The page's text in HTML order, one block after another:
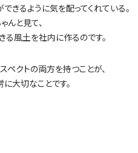
きるように気を配ってくれている。
んと見て、
る風土を社内に作るのです。
ペクトの両方を持つことが、
大切なことです。